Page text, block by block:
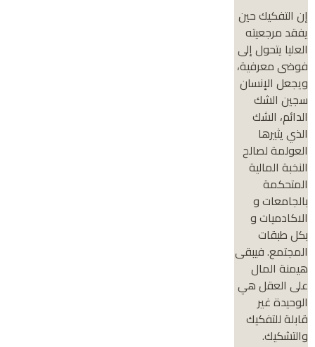
إن التفكيك حين
يفقد مرجعيته
العليا يتحول إلى
فوضى معرفية،
ويجعل الإنسان
سجين الشك
الدائم، الشك
الذي يثيرها
العولمة لصالح
النخبة المالية
المتحكمة
بالجامعات و
الاكادميات و
بكل طبقات
المجتمع. فيبقى
هيمنة المال
على العقل هي
الوحيدة غير
قابلة للتفكيك
والتشكيك.